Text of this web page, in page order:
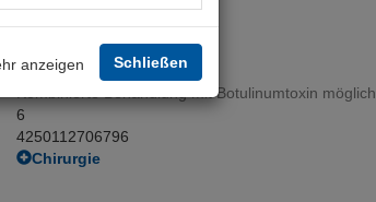
anzeigen Schließen
03-26-02
Kombinierte Behandlung mit Botulinumtoxin möglich
6
4250112706796
Chirurgie